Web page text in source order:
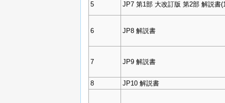
5 JP7 第1部 大改訂版 第2部 解説書
6 JP8 解説書
7 JP9 解説書
8 JP10 解説書